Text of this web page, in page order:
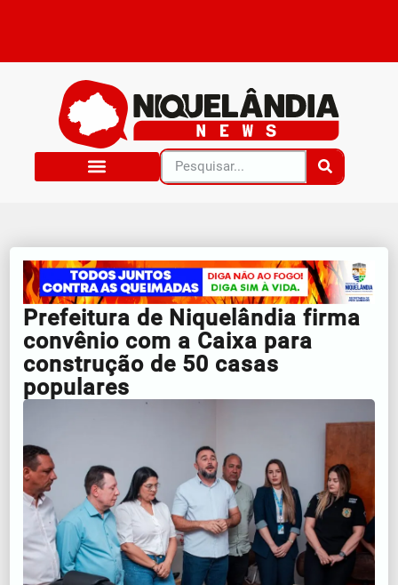
Prefeitura de Niquelândia firma
convênio com a Caixa para
construção de 50 casas
populares